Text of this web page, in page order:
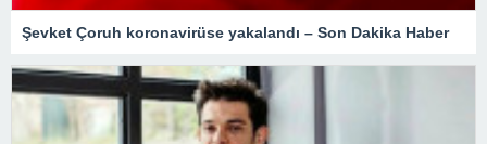
Şevket Çoruh koronavirüse yakalandı – Son Dakika Haber